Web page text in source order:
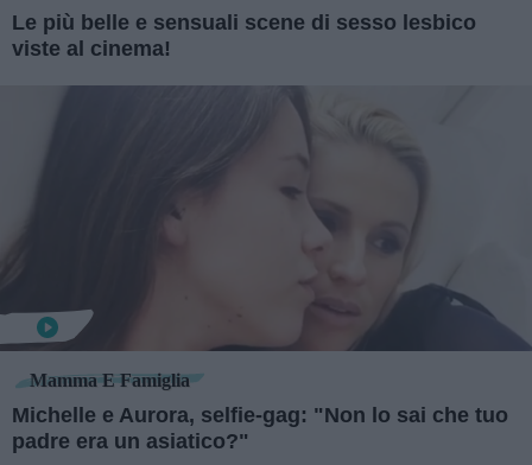
Le più belle e sensuali scene di sesso lesbico
viste al cinema!
Mamma E Famiglia
Michelle e Aurora, selfie-gag: "Non lo sai che tuo
padre era un asiatico?"